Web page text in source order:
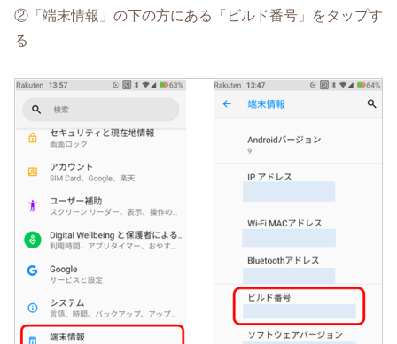
②「端末情報」の下の方にある「ビルド番号」をタップす
る